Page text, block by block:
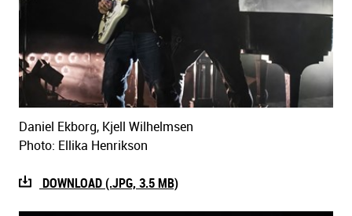
Daniel Ekborg, Kjell Wilhelmsen
Photo: Ellika Henrikson
DOWNLOAD (.JPG, 3.5 MB)